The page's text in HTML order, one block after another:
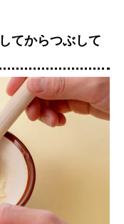
てからつぶして